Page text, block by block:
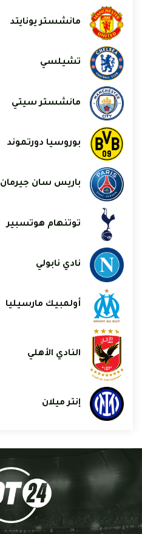
مانشستر يونايتد
تشيلسي
مانشستر سيتي
بوروسيا دورتموند
باريس سان جيرمان
توتنهام هوتسبير
نادي نابولي
أولمبيك مارسيليا
النادي الأهلي
إنتر ميلان